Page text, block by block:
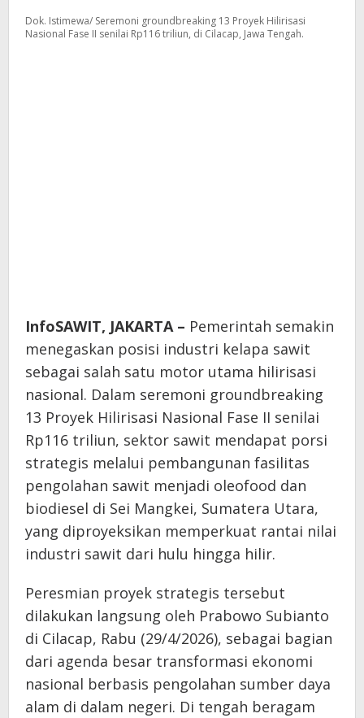
Dok. Istimewa/ Seremoni groundbreaking 13 Proyek Hilirisasi
Nasional Fase II senilai Rp116 triliun, di Cilacap, Jawa Tengah.
InfoSAWIT, JAKARTA – Pemerintah semakin
menegaskan posisi industri kelapa sawit
sebagai salah satu motor utama hilirisasi
nasional. Dalam seremoni groundbreaking
13 Proyek Hilirisasi Nasional Fase II senilai
Rp116 triliun, sektor sawit mendapat porsi
strategis melalui pembangunan fasilitas
pengolahan sawit menjadi oleofood dan
biodiesel di Sei Mangkei, Sumatera Utara,
yang diproyeksikan memperkuat rantai nilai
industri sawit dari hulu hingga hilir.
Peresmian proyek strategis tersebut
dilakukan langsung oleh Prabowo Subianto
di Cilacap, Rabu (29/4/2026), sebagai bagian
dari agenda besar transformasi ekonomi
nasional berbasis pengolahan sumber daya
alam di dalam negeri. Di tengah beragam